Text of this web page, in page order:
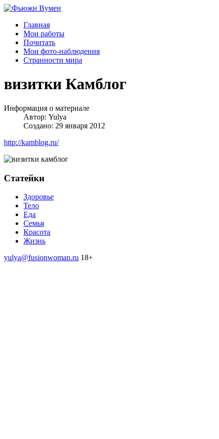
Главная
Мои работы
Почитать
Мои фото-наблюдения
Странности мира
визитки Камблог
Информация о материале
Автор: Yulya
Создано: 29 января 2012
http://kamblog.ru/
Статейки
Здоровье
Тело
Еда
Семья
Красота
Жизнь
yulya@fusionwoman.ru 18+